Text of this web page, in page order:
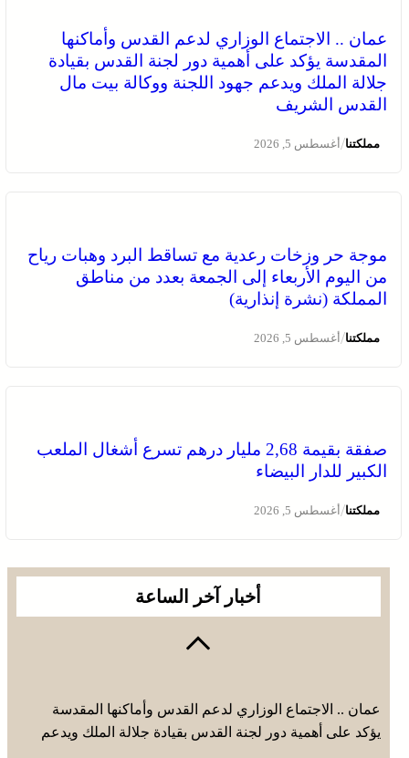
عمان .. الاجتماع الوزاري لدعم القدس وأماكنها
المقدسة يؤكد على أهمية دور لجنة القدس بقيادة
جلالة الملك ويدعم جهود اللجنة ووكالة بيت مال
القدس الشريف
مملكتنا/أغسطس 5, 2026
موجة حر وزخات رعدية مع تساقط البرد وهبات رياح
من اليوم الأربعاء إلى الجمعة بعدد من مناطق
المملكة (نشرة إنذارية)
مملكتنا/أغسطس 5, 2026
صفقة بقيمة 2,68 مليار درهم تسرع أشغال الملعب
الكبير للدار البيضاء
مملكتنا/أغسطس 5, 2026
أخبار آخر الساعة
عمان .. الاجتماع الوزاري لدعم القدس وأماكنها المقدسة
يؤكد على أهمية دور لجنة القدس بقيادة جلالة الملك ويدعم